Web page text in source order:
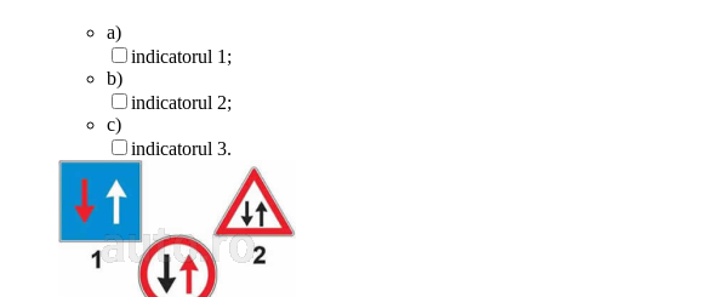
a)
indicatorul 1;
b)
indicatorul 2;
c)
indicatorul 3.